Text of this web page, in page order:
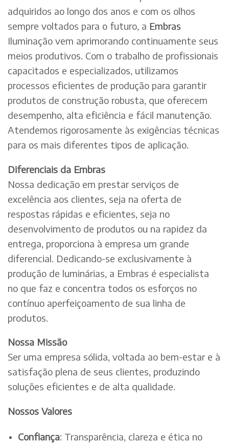
adquiridos ao longo dos anos e com os olhos
sempre voltados para o futuro, a Embras
Iluminação vem aprimorando continuamente seus
meios produtivos. Com o trabalho de profissionais
capacitados e especializados, utilizamos
processos eficientes de produção para garantir
produtos de construção robusta, que oferecem
desempenho, alta eficiência e fácil manutenção.
Atendemos rigorosamente às exigências técnicas
para os mais diferentes tipos de aplicação.
Diferenciais da Embras
Nossa dedicação em prestar serviços de
excelência aos clientes, seja na oferta de
respostas rápidas e eficientes, seja no
desenvolvimento de produtos ou na rapidez da
entrega, proporciona à empresa um grande
diferencial. Dedicando-se exclusivamente à
produção de luminárias, a Embras é especialista
no que faz e concentra todos os esforços no
contínuo aperfeiçoamento de sua linha de
produtos.
Nossa Missão
Ser uma empresa sólida, voltada ao bem-estar e à
satisfação plena de seus clientes, produzindo
soluções eficientes e de alta qualidade.
Nossos Valores
Confiança: Transparência, clareza e ética no